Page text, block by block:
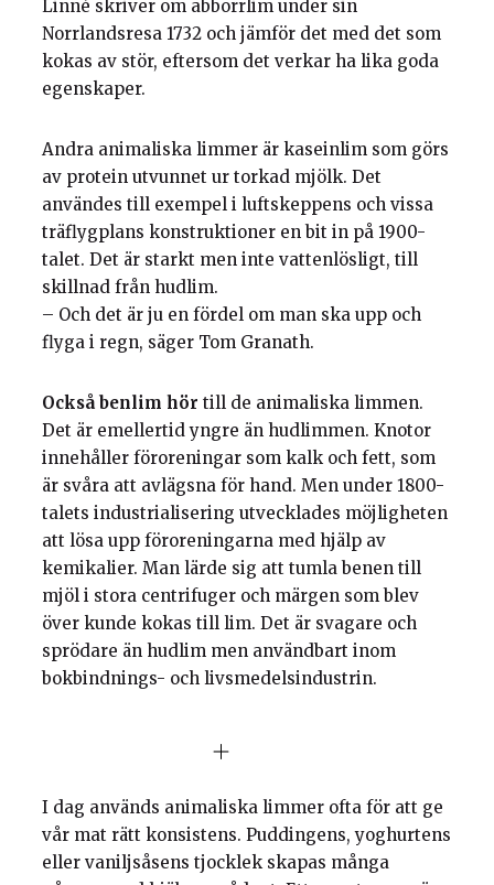
Linné skriver om abborrlim under sin
Norrlandsresa 1732 och jämför det med det som
kokas av stör, eftersom det verkar ha lika goda
egenskaper.
Andra animaliska limmer är kaseinlim som görs
av protein utvunnet ur torkad mjölk. Det
användes till exempel i luftskeppens och vissa
träflygplans konstruktioner en bit in på 1900-
talet. Det är starkt men inte vattenlösligt, till
skillnad från hudlim.
– Och det är ju en fördel om man ska upp och
flyga i regn, säger Tom Granath.
Också benlim hör till de animaliska limmen.
Det är emellertid yngre än hudlimmen. Knotor
innehåller föroreningar som kalk och fett, som
är svåra att avlägsna för hand. Men under 1800-
talets industrialisering utvecklades möjligheten
att lösa upp föroreningarna med hjälp av
kemikalier. Man lärde sig att tumla benen till
mjöl i stora centrifuger och märgen som blev
över kunde kokas till lim. Det är svagare och
sprödare än hudlim men användbart inom
bokbindnings- och livsmedelsindustrin.
I dag används animaliska limmer ofta för att ge
vår mat rätt konsistens. Puddingens, yoghurtens
eller vaniljsåsens tjocklek skapas många